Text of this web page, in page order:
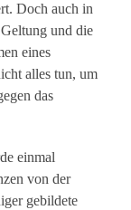
Doch auch in
und die
eines
alles tun, um
das
einmal
von der
gebildete